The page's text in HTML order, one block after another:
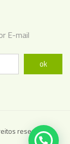
E-mail
ok
reservados.